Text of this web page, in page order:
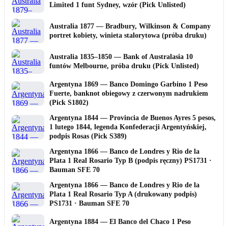
Limited 1 funt Sydney, wzór (Pick Unlisted)
Australia 1877 — Bradbury, Wilkinson & Company
portret kobiety, winieta stalorytowa (próba druku)
Australia 1835–1850 — Bank of Australasia 10
funtów Melbourne, próba druku (Pick Unlisted)
Argentyna 1869 — Banco Domingo Garbino 1 Peso
Fuerte, banknot obiegowy z czerwonym nadrukiem
(Pick S1802)
Argentyna 1844 — Provincia de Buenos Ayres 5 pesos,
1 lutego 1844, legenda Konfederacji Argentyńskiej,
podpis Rosas (Pick S389)
Argentyna 1866 — Banco de Londres y Rio de la
Plata 1 Real Rosario Typ B (podpis ręczny) PS1731 ·
Bauman SFE 70
Argentyna 1866 — Banco de Londres y Rio de la
Plata 1 Real Rosario Typ A (drukowany podpis)
PS1731 · Bauman SFE 70
Argentyna 1884 — El Banco del Chaco 1 Peso